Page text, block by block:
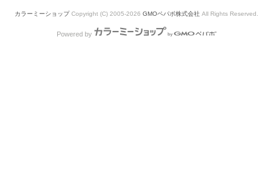
カラーミーショップCopyright (C) 2005-2026 GMOペパボ株式会社 All Rights Reserved.
Powered by